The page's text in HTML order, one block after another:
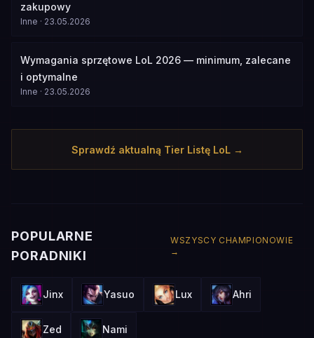
zakupowy
Inne · 23.05.2026
Wymagania sprzętowe LoL 2026 — minimum, zalecane
i optymalne
Inne · 23.05.2026
Sprawdź aktualną Tier Listę LoL →
POPULARNE
PORADNIKI
WSZYSCY CHAMPIONOWIE
→
Jinx Yasuo Lux Ahri
Zed Nami